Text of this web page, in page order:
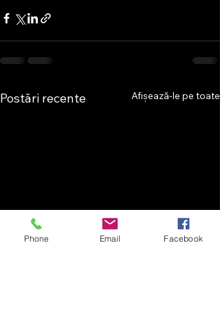
Postări recente Afișează-le pe toate
Phone Email Facebook